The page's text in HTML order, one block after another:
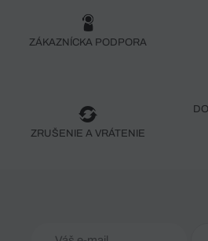
ZÁKAZNÍCKA PODPORA
ZRUŠENIE A VRÁTENIE